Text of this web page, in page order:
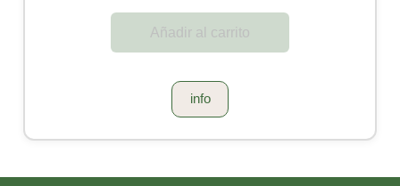
Añadir al carrito
info